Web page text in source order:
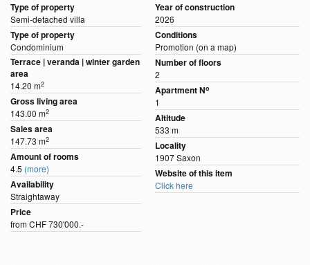
Type of property
Semi-detached villa
Type of property
Condominium
Terrace | veranda | winter garden
area
14.20 m2
Gross living area
143.00 m2
Sales area
147.73 m2
Amount of rooms
4.5 (more)
Availability
Straightaway
Price
from CHF 730'000.-
Year of construction
2026
Conditions
Promotion (on a map)
Number of floors
2
Apartment No
1
Altitude
533 m
Locality
1907 Saxon
Website of this item
Click here